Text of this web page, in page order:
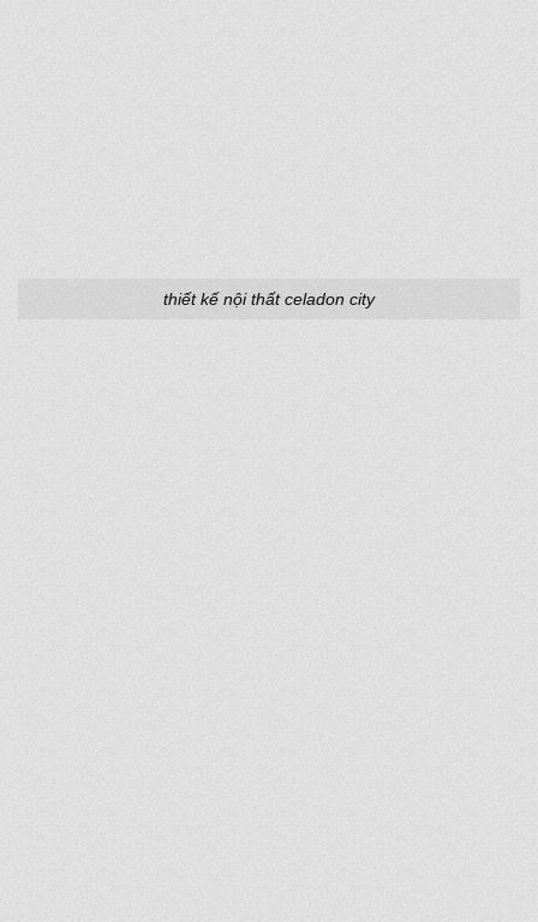
thiết kế nội thất celadon city